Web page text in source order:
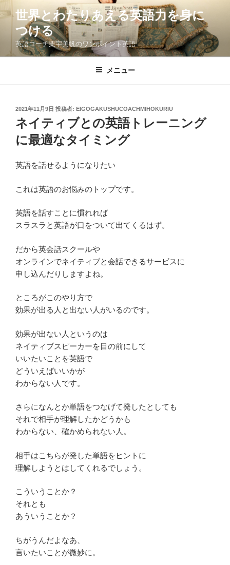
ン
ツ
世界とわたりあえる英語力を身に
つける
英語コーチ栗宇美帆のワンポイント英語
メニュー
投
日:
2021年11月9日 投稿者: EIGOGAKUSHUCOACHMIHOKURIU
ネイティブとの英語トレーニング
に最適なタイミング
英語を話せるようになりたい
これは英語のお悩みのトップです。
英語を話すことに慣れれば
スラスラと英語が口をついて出てくるはず。
だから英会話スクールや
オンラインでネイティブと会話できるサービスに
申し込んだりしますよね。
ところがこのやり方で
効果が出る人と出ない人がいるのです。
効果が出ない人というのは
ネイティブスピーカーを目の前にして
いいたいことを英語で
どういえばいいかが
わからない人です。
さらになんとか単語をつなげて発したとしても
それで相手が理解したかどうかも
わからない、確かめられない人。
相手はこちらが発した単語をヒントに
理解しようとはしてくれるでしょう。
こういうことか？
それとも
あういうことか？
ちがうんだよなあ、
言いたいことが微妙に。